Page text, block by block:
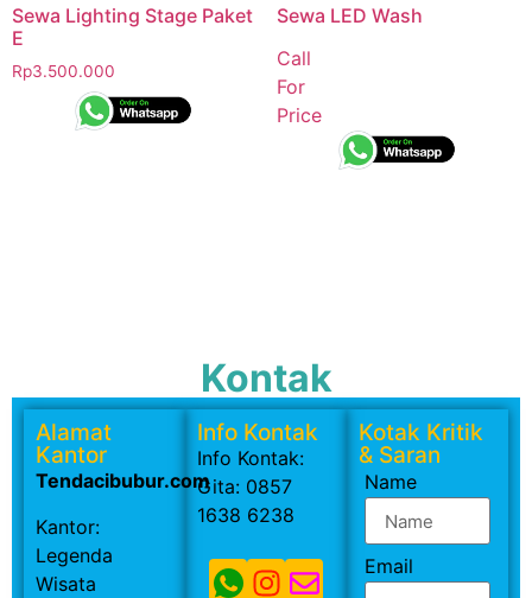
Sewa Lighting Stage Paket
E
Rp3.500.000
Sewa LED Wash
Call
For
Price
Kontak
Alamat
Kantor
Tendacibubur.com
Kantor:
Legenda
Wisata
Info Kontak
Info Kontak:
Gita: 0857
1638 6238
Kotak Kritik
& Saran
Name
Email